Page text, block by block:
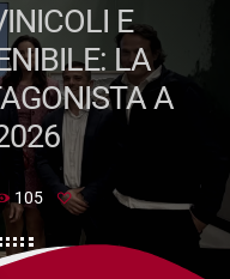
E
LA
A
105